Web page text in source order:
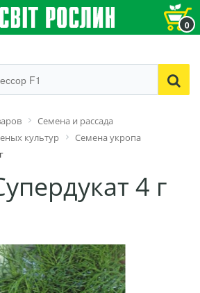
0
Семена и рассада
культур
Семена укропа
4 г